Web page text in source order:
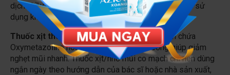
dịch nhầy, giữ ẩm niêm mạc mũi. Đây là nhóm được sử
dụng khá phổ biến trong chăm sóc mũi hằng ngày.
Thuốc xịt thông mũi co mạch:Các sản phẩm chứa
Oxymetazoline hoặc Xylometazoline thường giúp giảm
nghẹt mũi nhanh. Thuốc xịt/nhỏ mũi co mạch chỉ nên dùng
ngắn ngày theo hướng dẫn của bác sĩ hoặc nhà sản xuất,